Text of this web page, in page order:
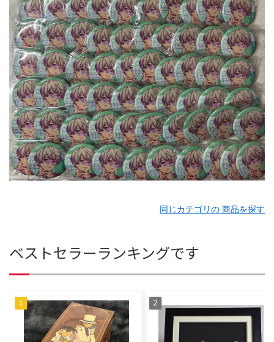
同じカテゴリの 商品を探す
ベストセラーランキングです